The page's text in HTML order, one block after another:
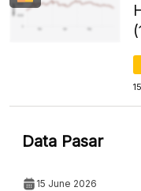
Data Pasar
15 June 2026